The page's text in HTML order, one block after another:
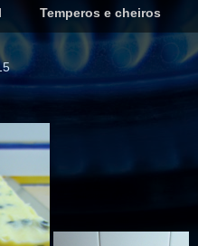
Temperos e cheiros